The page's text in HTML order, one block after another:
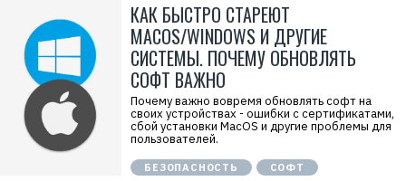
КАК БЫСТРО СТАРЕЮТ
MACOS/WINDOWS И ДРУГИЕ
СИСТЕМЫ. ПОЧЕМУ ОБНОВЛЯТЬ
СОФТ ВАЖНО
Почему важно вовремя обновлять софт на
своих устройствах - ошибки с сертификатами,
сбой установки MacOS и другие проблемы для
пользователей.
БЕЗОПАСНОСТЬ СОФТ